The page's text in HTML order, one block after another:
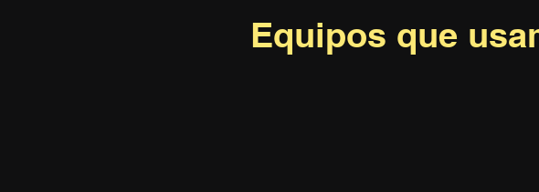
Equipos que